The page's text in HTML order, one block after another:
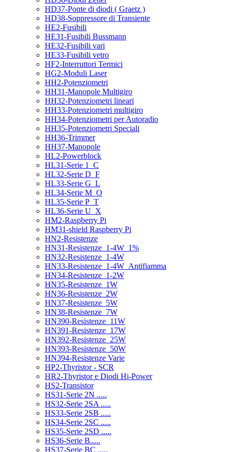
HD37-Ponte di diodi ( Graetz )
HD38-Soppressore di Transiente
HE2-Fusibili
HE31-Fusibili Bussmann
HE32-Fusibili vari
HE33-Fusibili vetro
HF2-Interruttori Termici
HG2-Moduli Laser
HH2-Potenziometri
HH31-Manopole Multigiro
HH32-Potenziometri lineari
HH33-Potenziometri multigiro
HH34-Potenziometri per Autoradio
HH35-Potenziometri Speciali
HH36-Trimmer
HH37-Manopole
HL2-Powerblock
HL31-Serie 1_C
HL32-Serie D_F
HL33-Serie G_L
HL34-Serie M_O
HL35-Serie P_T
HL36-Serie U_X
HM2-Raspberry Pi
HM31-shield Raspberry Pi
HN2-Resistenze
HN31-Resistenze_1-4W_1%
HN32-Resistenze_1-4W
HN33-Resistenze_1-4W_Antifiamma
HN34-Resistenze_1-2W
HN35-Resistenze_1W
HN36-Resistenze_2W
HN37-Resistenze_5W
HN38-Resistenze_7W
HN390-Resistenze_11W
HN391-Resistenze_17W
HN392-Resistenze_25W
HN393-Resistenze_50W
HN394-Resistenze Varie
HP2-Thyristor - SCR
HR2-Thyristor e Diodi Hi-Power
HS2-Transistor
HS31-Serie 2N .....
HS32-Serie 2SA .....
HS33-Serie 2SB .....
HS34-Serie 2SC .....
HS35-Serie 2SD .....
HS36-Serie B.....
HS37-Serie BC .....